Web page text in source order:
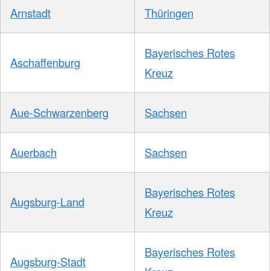
Arnstadt Thüringen
Aschaffenburg
Bayerisches Rotes
Kreuz
Aue-Schwarzenberg Sachsen
Auerbach Sachsen
Augsburg-Land
Bayerisches Rotes
Kreuz
Augsburg-Stadt
Bayerisches Rotes